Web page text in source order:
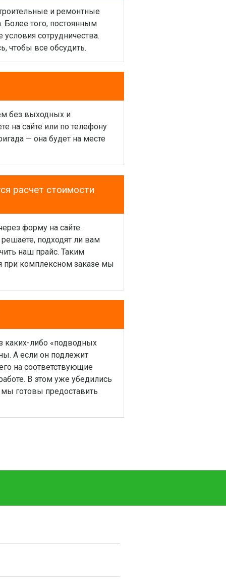
и ремонтные
Более того, постоянным
сотрудничества.
чтобы все обсудить.
без выходных и
на сайте или по телефону
— она будет на месте
расчет стоимости
форму на сайте.
подходят ли вам
наш прайс. Таким
при комплексном заказе мы
каких-либо «подводных
А если он подлежит
на соответствующие
В этом уже убедились
мы готовы предоставить